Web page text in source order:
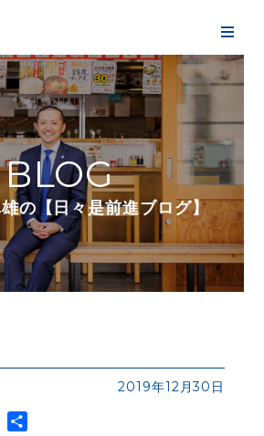
BLOG
の【日々是前進ブログ】
2019年12月30日
Line